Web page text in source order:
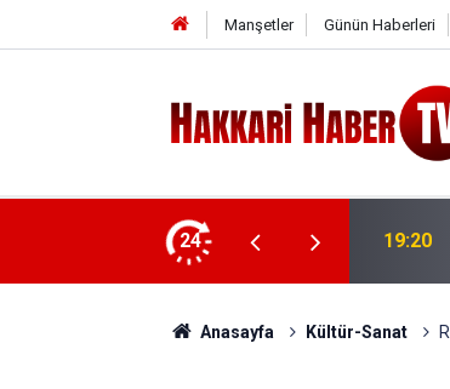
Manşetler Günün Haberleri
24
müdahalesi yangını önledi 18:44
Anasayfa Kültür-Sanat